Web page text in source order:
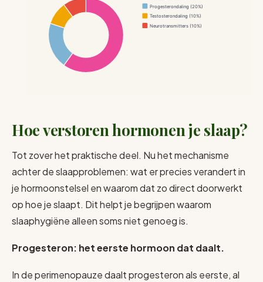
Progesterondaling (20%)
Testosterondaling (10%)
Neurotransmitters (10%)
Hoe verstoren hormonen je slaap?
Tot zover het praktische deel. Nu het mechanisme
achter de slaapproblemen: wat er precies verandert in
je hormoonstelsel en waarom dat zo direct doorwerkt
op hoe je slaapt. Dit helpt je begrijpen waarom
slaaphygiëne alleen soms niet genoeg is.
Progesteron: het eerste hormoon dat daalt.
In de perimenopauze daalt progesteron als eerste, al